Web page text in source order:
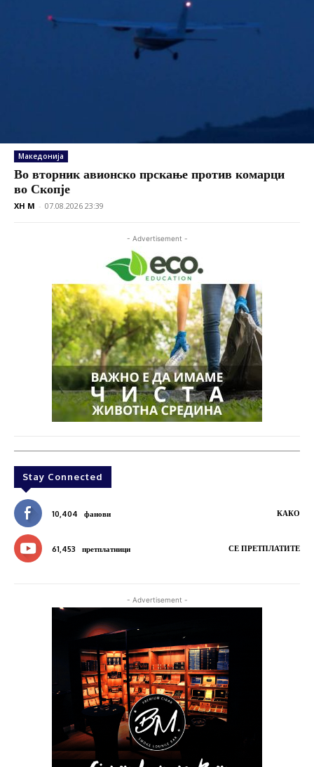
Македонија
Во вторник авионско прскање против комарци
во Скопје
XH M - 07.08.2026 23:39
- Advertisement -
Stay Connected
10,404 фанови КАКО
61,453 претплатници СЕ ПРЕТПЛАТИТЕ
- Advertisement -